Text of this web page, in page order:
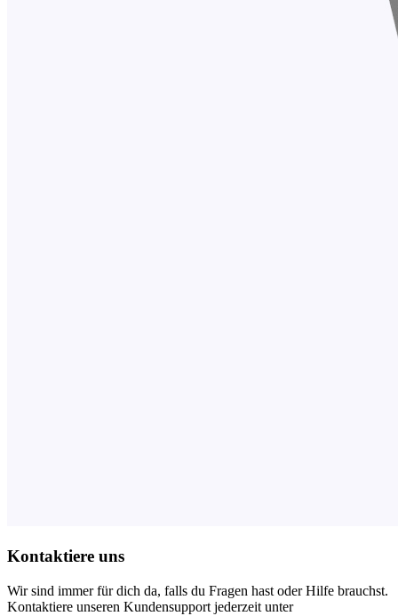
Kontaktiere uns
Wir sind immer für dich da, falls du Fragen hast oder Hilfe brauchst.
Kontaktiere unseren Kundensupport jederzeit unter